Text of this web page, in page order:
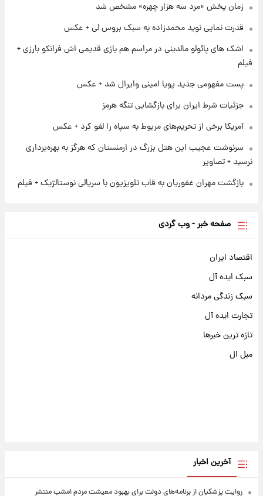
۱ روز پیش
پروین اعتصامی در دوران نوجوانی؛ اواخر دهه
۱۲۹۰ شمسی
هسته‌ای در آسمان ظاهر شد
زمان پخش «مرد سه هزار چهره» مشخص شد
قدرت نمایی نوید محمدزاده به سبک بروس لی + عکس
اشک های پائولو مالدینی در مراسم هم بازی قدیمی اش فرانکو بارزی +
فیلم
پست مفهومی جدید پویا امینی وایرال شد + عکس
جزئیات شرط ایران برای بازگشایی تنگه هرمز
آمریکا برخی از تحریم‌های مربوط به سپاه را لغو کرد + عکس
سرنوشت عجیب این هتل بزرگ در ارمنستان که هرگز به بهره‌برداری
نرسید + تصاویر
بازگشت مهران غفوریان به قاب تلویزیون با سریالی نوستالژیک + فیلم
صفحه خبر - وب گردی
اقتصاد ایران
سبک ایده آل
سبک زندگی مردانه
تجارت ایده آل
تازه ترین خبرها
مبل ال
آخرین اخبار
روایت پزشکیان از برنامه‌های دولت برای بهبود معیشت مردم امشب منتشر